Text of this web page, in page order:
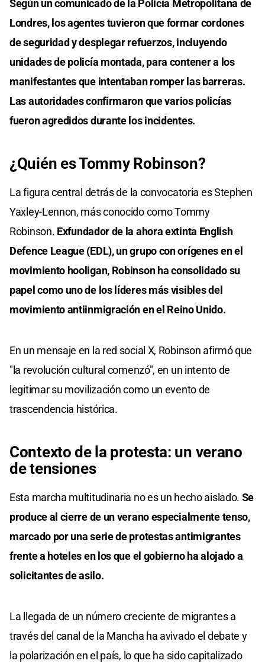
Según un comunicado de la Policía Metropolitana de
Londres, los agentes tuvieron que formar cordones
de seguridad y desplegar refuerzos, incluyendo
unidades de policía montada, para contener a los
manifestantes que intentaban romper las barreras.
Las autoridades confirmaron que varios policías
fueron agredidos durante los incidentes.
¿Quién es Tommy Robinson?
La figura central detrás de la convocatoria es Stephen
Yaxley-Lennon, más conocido como Tommy
Robinson. Exfundador de la ahora extinta English
Defence League (EDL), un grupo con orígenes en el
movimiento hooligan, Robinson ha consolidado su
papel como uno de los líderes más visibles del
movimiento antiinmigración en el Reino Unido.
En un mensaje en la red social X, Robinson afirmó que
"la revolución cultural comenzó", en un intento de
legitimar su movilización como un evento de
trascendencia histórica.
Contexto de la protesta: un verano
de tensiones
Esta marcha multitudinaria no es un hecho aislado. Se
produce al cierre de un verano especialmente tenso,
marcado por una serie de protestas antimigrantes
frente a hoteles en los que el gobierno ha alojado a
solicitantes de asilo.
La llegada de un número creciente de migrantes a
través del canal de la Mancha ha avivado el debate y
la polarización en el país, lo que ha sido capitalizado